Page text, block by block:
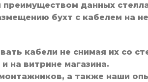
данных
бухт с кабелем на
кабели не снимая их со
на витрине магазина.
а также наши